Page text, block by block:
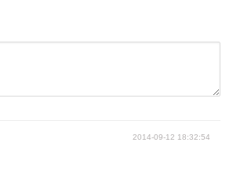
2014-09-12 18:32:54